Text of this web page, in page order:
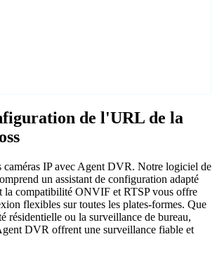
de l'URL de la
caméras IP avec Agent DVR. Notre logiciel de
un assistant de configuration adapté
la compatibilité ONVIF et RTSP vous offre
flexibles sur toutes les plates-formes. Que
résidentielle ou la surveillance de bureau,
DVR offrent une surveillance fiable et